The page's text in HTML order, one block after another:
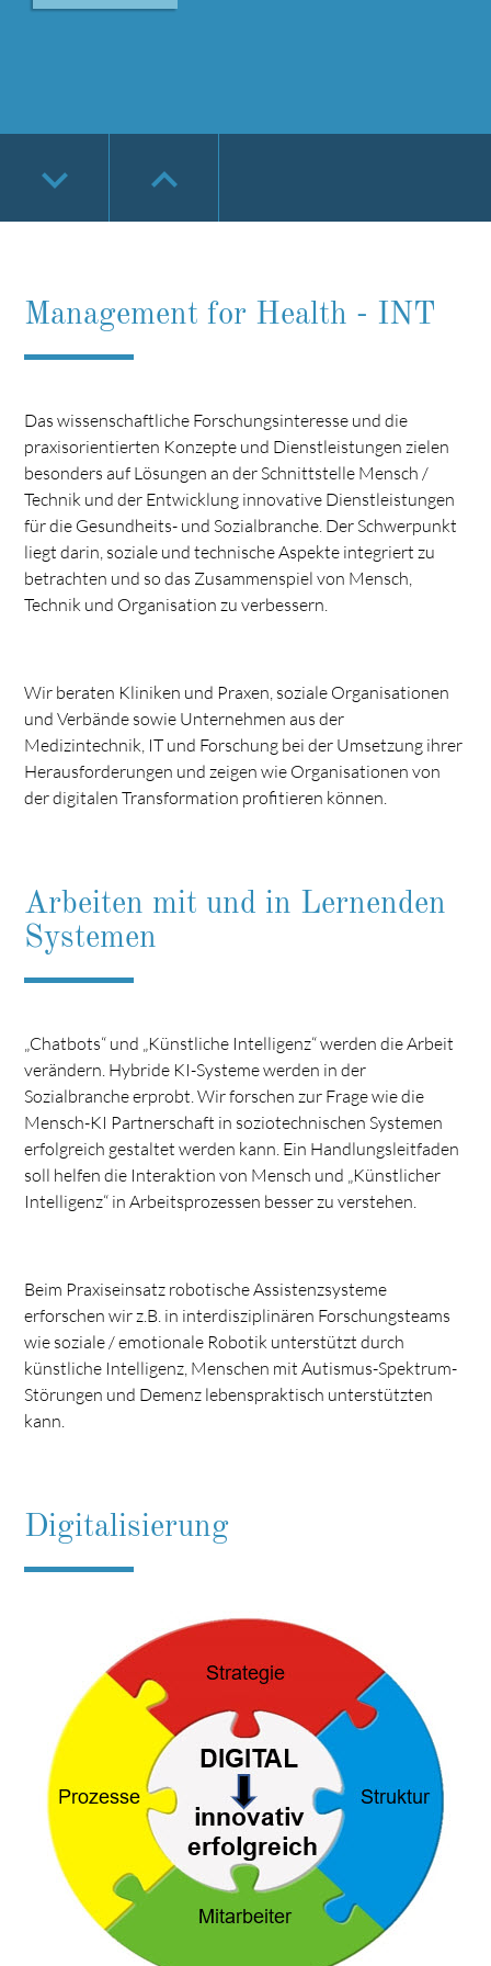
keyboard_arrow_down keyboard_arrow_up
Management for Health - INT
Das wissenschaftliche Forschungsinteresse und die
praxisorientierten Konzepte und Dienstleistungen zielen
besonders auf Lösungen an der Schnittstelle Mensch /
Technik und der Entwicklung innovative Dienstleistungen
für die Gesundheits- und Sozialbranche. Der Schwerpunkt
liegt darin, soziale und technische Aspekte integriert zu
betrachten und so das Zusammenspiel von Mensch,
Technik und Organisation zu verbessern.
Wir beraten Kliniken und Praxen, soziale Organisationen
und Verbände sowie Unternehmen aus der
Medizintechnik, IT und Forschung bei der Umsetzung ihrer
Herausforderungen und zeigen wie Organisationen von
der digitalen Transformation profitieren können.
Arbeiten mit und in Lernenden
Systemen
„Chatbots“ und „Künstliche Intelligenz“ werden die Arbeit
verändern. Hybride KI-Systeme werden in der
Sozialbranche erprobt. Wir forschen zur Frage wie die
Mensch-KI Partnerschaft in soziotechnischen Systemen
erfolgreich gestaltet werden kann. Ein Handlungsleitfaden
soll helfen die Interaktion von Mensch und „Künstlicher
Intelligenz“ in Arbeitsprozessen besser zu verstehen.
Beim Praxiseinsatz robotische Assistenzsysteme
erforschen wir z.B. in interdisziplinären Forschungsteams
wie soziale / emotionale Robotik unterstützt durch
künstliche Intelligenz, Menschen mit Autismus-Spektrum-
Störungen und Demenz lebenspraktisch unterstützten
kann.
Digitalisierung